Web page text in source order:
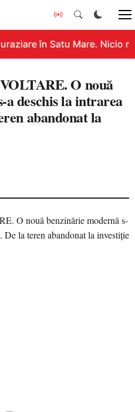
în Satu Mare. Nicio
O nouă
a deschis la intrarea
abandonat la